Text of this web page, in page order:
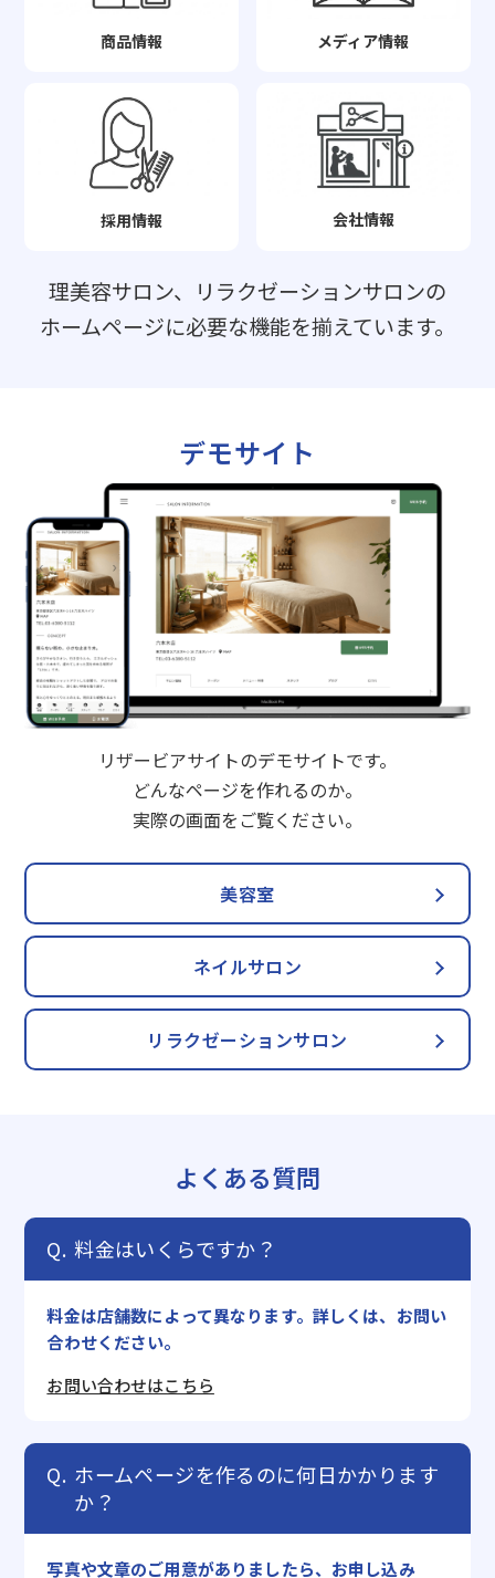
商品情報 メディア情報
採用情報 会社情報
理美容サロン、リラクゼーションサロンの
ホームページに必要な機能を揃えています。
デモサイト
リザービアサイトのデモサイトです。
どんなページを作れるのか。
実際の画面をご覧ください。
美容室
ネイルサロン
リラクゼーションサロン
よくある質問
料金はいくらですか？
料金は店舗数によって異なります。詳しくは、お問い
合わせください。
お問い合わせはこちら
ホームページを作るのに何日かかります
か？
写真や文章のご用意がありましたら、お申し込み